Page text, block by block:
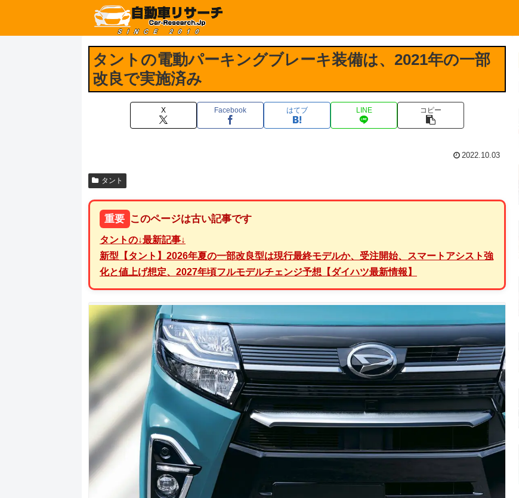
タントの電動パーキングブレーキ装備は、2021年の一部
改良で実施済み
X Facebook はてブ LINE コピー
2022.10.03
タント
重要 このページは古い記事です
タントの↓最新記事↓
新型【タント】2026年夏の一部改良型は現行最終モデルか、受注開始、スマートアシスト強
化と値上げ想定、2027年頃フルモデルチェンジ予想【ダイハツ最新情報】